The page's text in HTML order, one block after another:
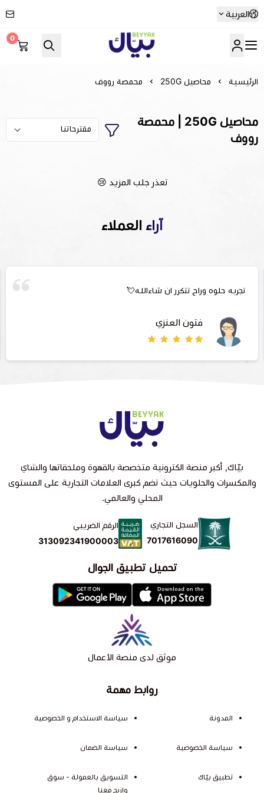
العربية
Beyyak
0
الرئيسية محاصيل 250G محمصة رووف
محاصيل 250G | محمصة
رووف
تعذر جلب المزيد 😢
آراء العملاء
تجربه حلوه وراح تتكرر ان شاءالله💘
فتون العنزي
روابط مهمة
المدونة
سياسة الخصوصية
تطبيق بيّاك
سياسة الاستخدام و الخصوصية
سياسة الضمان
التسويق بالعمولة - سوق
واربح معنا
بيّاك, أكبر منصة الكترونية متخصصة بالقهوة وملحقاتها والشاي
والمكسرات والحلويات حيث تضم كبرى العلامات التجارية على المستوى
المحلي والعالمي.
السجل التجاري
7017616090
الرقم الضريبي
313092341900003
تحميل تطبيق الجوال
موثق لدى منصة الأعمال